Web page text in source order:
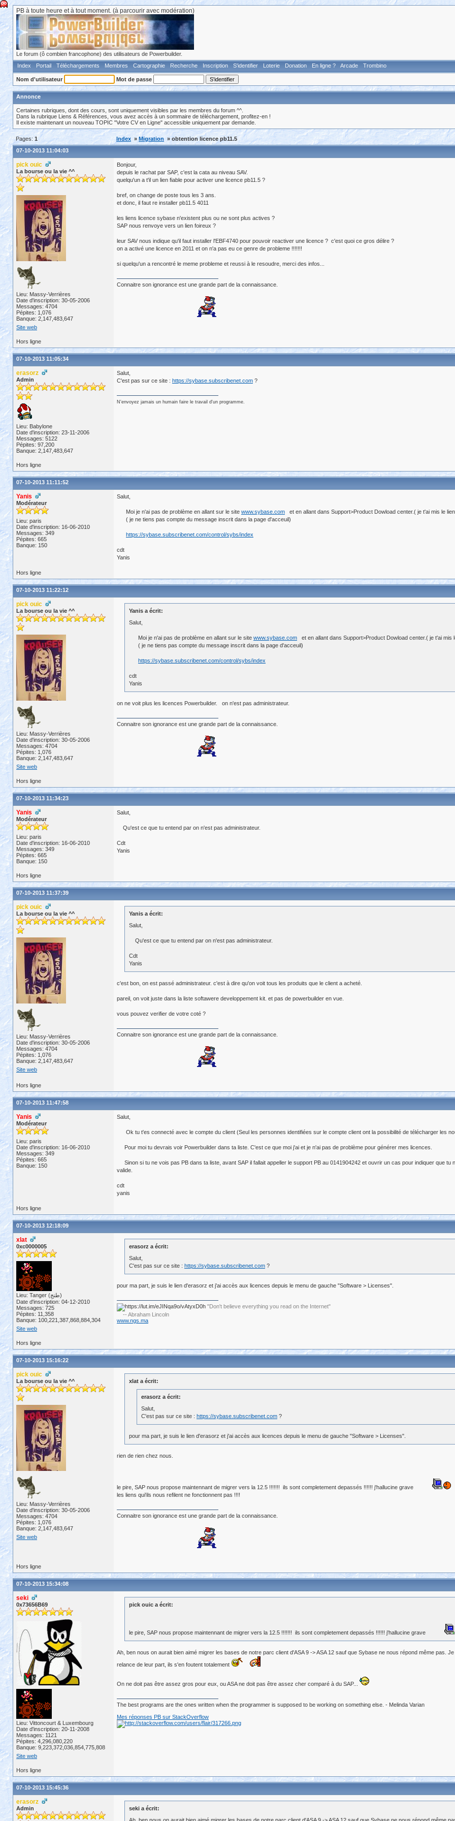
PB à toute heure et à tout moment. (à parcourir avec modération)
Le forum (ô combien francophone) des utilisateurs de Powerbuilder.
Index
Portail Téléchargements Membres Cartographie Recherche Inscription S'identifier Loterie Donation En ligne ? Arcade Trombino
Nom d'utilisateur Mot de passe
Annonce
Certaines rubriques, dont des cours, sont uniquement visibles par les membres du forum ^^.
Dans la rubrique Liens & Références, vous avez accès à un sommaire de téléchargement, profitez-en !
Il existe maintenant un nouveau TOPIC "Votre CV en Ligne" accessible uniquement par demande.
Pages: 1 Index » Migration » obtention licence pb11.5
07-10-2013 11:04:03
pick ouic
La bourse ou la vie ^^
Lieu: Massy-Verrières
Date d'inscription: 30-05-2006
Messages: 4704
Pépites: 1,076
Banque: 2,147,483,647
Site web
Bonjour,
depuis le rachat par SAP, c'est la cata au niveau SAV.
quelqu'un a t'il un lien fiable pour activer une licence pb11.5 ?
bref, on change de poste tous les 3 ans.
et donc, il faut re installer pb11.5 4011
les liens licence sybase n'existent plus ou ne sont plus actives ?
SAP nous renvoye vers un lien foireux ?
leur SAV nous indique qu'il faut installer l'EBF4740 pour pouvoir reactiver une licence ? c'est quoi ce gros délire ?
on a activé une licence en 2011 et on n'a pas eu ce genre de probleme !!!!!!!
si quelqu'un a rencontré le meme probleme et reussi à le resoudre, merci des infos...
Connaitre son ignorance est une grande part de la connaissance.
Hors ligne
07-10-2013 11:05:34
erasorz
Admin
Lieu: Babylone
Date d'inscription: 23-11-2006
Messages: 5122
Pépites: 97,200
Banque: 2,147,483,647
Salut,
C'est pas sur ce site : https://sybase.subscribenet.com ?
N'envoyez jamais un humain faire le travail d'un programme.
Hors ligne
07-10-2013 11:11:52
Yanis
Modérateur
Lieu: paris
Date d'inscription: 16-06-2010
Messages: 349
Pépites: 665
Banque: 150
Salut,
Moi je n'ai pas de problème en allant sur le site www.sybase.com et en allant dans Support>Product Dowload center.( je t'ai mis le
( je ne tiens pas compte du message inscrit dans la page d'acceuil)
https://sybase.subscribenet.com/control/sybs/index
cdt
Yanis
Hors ligne
07-10-2013 11:22:12
pick ouic
La bourse ou la vie ^^
Lieu: Massy-Verrières
Date d'inscription: 30-05-2006
Messages: 4704
Pépites: 1,076
Banque: 2,147,483,647
Site web
Yanis a écrit:
Salut,
Moi je n'ai pas de problème en allant sur le site www.sybase.com et en allant dans Support>Product Dowload center.( je t'ai mis
( je ne tiens pas compte du message inscrit dans la page d'acceuil)
https://sybase.subscribenet.com/control/sybs/index
cdt
Yanis
on ne voit plus les licences Powerbuilder. on n'est pas administrateur.
Connaitre son ignorance est une grande part de la connaissance.
Hors ligne
07-10-2013 11:34:23
Yanis
Modérateur
Lieu: paris
Date d'inscription: 16-06-2010
Messages: 349
Pépites: 665
Banque: 150
Salut,
Qu'est ce que tu entend par on n'est pas administrateur.
Cdt
Yanis
Hors ligne
07-10-2013 11:37:39
pick ouic
La bourse ou la vie ^^
Lieu: Massy-Verrières
Date d'inscription: 30-05-2006
Messages: 4704
Pépites: 1,076
Banque: 2,147,483,647
Site web
Yanis a écrit:
Salut,
Qu'est ce que tu entend par on n'est pas administrateur.
Cdt
Yanis
c'est bon, on est passé administrateur. c'est à dire qu'on voit tous les produits que le client a acheté.
pareil, on voit juste dans la liste softawere developpement kit. et pas de powerbuilder en vue.
vous pouvez verifier de votre coté ?
Connaitre son ignorance est une grande part de la connaissance.
Hors ligne
07-10-2013 11:47:58
Yanis
Modérateur
Lieu: paris
Date d'inscription: 16-06-2010
Messages: 349
Pépites: 665
Banque: 150
Salut,
Ok tu t'es connecté avec le compte du client (Seul les personnes identifiées sur le compte client ont la possibilité de télécharger les
Pour moi tu devrais voir Powerbuilder dans ta liste. C'est ce que moi j'ai et je n'ai pas de problème pour générer mes licences.
Sinon si tu ne vois pas PB dans ta liste, avant SAP il fallait appeller le support PB au 0141904242 et ouvrir un cas pour indiquer que
valide.
cdt
yanis
Hors ligne
07-10-2013 12:18:09
xlat
0xc0000005
Lieu: Tanger (طنج)
Date d'inscription: 04-12-2010
Messages: 725
Pépites: 11,358
Banque: 100,221,387,868,884,304
Site web
erasorz a écrit:
Salut,
C'est pas sur ce site : https://sybase.subscribenet.com ?
pour ma part, je suis le lien d'erasorz et j'ai accès aux licences depuis le menu de gauche "Software > Licenses".
"Don't believe everything you read on the Internet"
-- Abraham Lincoln
www.ngs.ma
Hors ligne
07-10-2013 15:16:22
pick ouic
La bourse ou la vie ^^
Lieu: Massy-Verrières
Date d'inscription: 30-05-2006
Messages: 4704
Pépites: 1,076
Banque: 2,147,483,647
Site web
xlat a écrit:
erasorz a écrit:
Salut,
C'est pas sur ce site : https://sybase.subscribenet.com ?
pour ma part, je suis le lien d'erasorz et j'ai accès aux licences depuis le menu de gauche "Software > Licenses".
rien de rien chez nous.
le pire, SAP nous propose maintennant de migrer vers la 12.5 !!!!!!! ils sont completement depassés !!!!!! j'hallucine grave
les liens qui'ils nous refilent ne fonctionnent pas !!!!
Connaitre son ignorance est une grande part de la connaissance.
Hors ligne
07-10-2013 15:34:08
seki
0x73656B69
Lieu: Vittoncourt & Luxembourg
Date d'inscription: 20-11-2008
Messages: 1121
Pépites: 4,296,080,220
Banque: 9,223,372,036,854,775,808
Site web
pick ouic a écrit:
le pire, SAP nous propose maintennant de migrer vers la 12.5 !!!!!!! ils sont completement depassés !!!!!! j'hallucine grave
Ah, ben nous on aurait bien aimé migrer les bases de notre parc client d'ASA 9 -> ASA 12 sauf que Sybase ne nous répond même pas.
relance de leur part, ils s'en foutent totalement
On ne doit pas être assez gros pour eux, ou ASA ne doit pas être assez cher comparé à du SAP...
The best programs are the ones written when the programmer is supposed to be working on something else. - Melinda Varian
Mes réponses PB sur StackOverflow
Hors ligne
07-10-2013 15:45:36
erasorz
Admin
seki a écrit: